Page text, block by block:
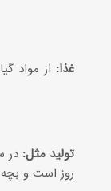
غذا: از مواد
تولید مثل:
روز است و